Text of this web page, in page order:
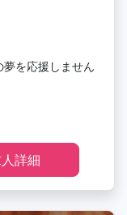
を応援しません
詳細